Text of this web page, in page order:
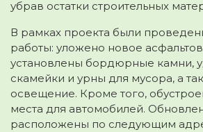
убрав остатки строительных
В рамках проекта были
работы: уложено новое
установлены бордюрные камни,
скамейки и урны для мусора, а
освещение. Кроме того,
места для автомобилей.
расположены по следующим